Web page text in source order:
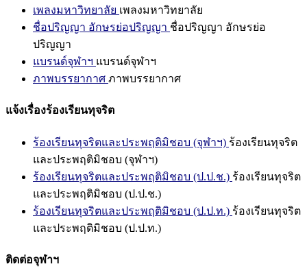
เพลงมหาวิทยาลัย เพลงมหาวิทยาลัย
ชื่อปริญญา อักษรย่อปริญญา ชื่อปริญญา อักษรย่อ
ปริญญา
แบรนด์จุฬาฯ แบรนด์จุฬาฯ
ภาพบรรยากาศ ภาพบรรยากาศ
แจ้งเรื่องร้องเรียนทุจริต
ร้องเรียนทุจริตและประพฤติมิชอบ (จุฬาฯ) ร้องเรียนทุจริต
และประพฤติมิชอบ (จุฬาฯ)
ร้องเรียนทุจริตและประพฤติมิชอบ (ป.ป.ช.) ร้องเรียนทุจริต
และประพฤติมิชอบ (ป.ป.ช.)
ร้องเรียนทุจริตและประพฤติมิชอบ (ป.ป.ท.) ร้องเรียนทุจริต
และประพฤติมิชอบ (ป.ป.ท.)
ติดต่อจุฬาฯ